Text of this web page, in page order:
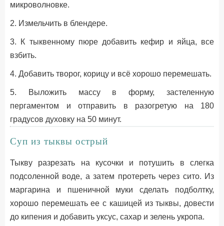
микроволновке.
2. Измельчить в блендере.
3. К тыквенному пюре добавить кефир и яйца, все
взбить.
4. Добавить творог, корицу и всё хорошо перемешать.
5. Выложить массу в форму, застеленную
пергаментом и отправить в разогретую на 180
градусов духовку на 50 минут.
Суп из тыквы острый
Тыкву разрезать на кусочки и потушить в слегка
подсоленной воде, а затем протереть через сито. Из
маргарина и пшеничной муки сделать подболтку,
хорошо перемешать ее с кашицей из тыквы, довести
до кипения и добавить уксус, сахар и зелень укропа.